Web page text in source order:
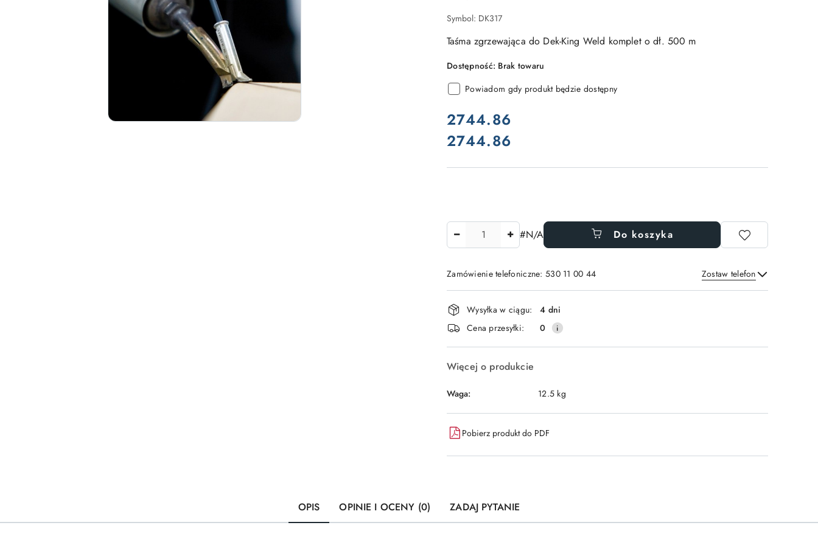
Symbol: DK317
Taśma zgrzewająca do Dek-King Weld komplet o dł. 500 m
Dostępność: Brak towaru
Powiadom gdy produkt będzie dostępny
cena:
2744.86
Cena:
2744.86
#N/A Do koszyka
Zamówienie telefoniczne: 530 11 00 44 Zostaw telefon
Wyślij
Dostępność
i
dostawa
Wysyłka w ciągu:
4 dni
Cena przesyłki:
0
Więcej o produkcie
Waga: 12.5 kg
Pobierz produkt do PDF
OPIS OPINIE I OCENY (0) ZADAJ PYTANIE